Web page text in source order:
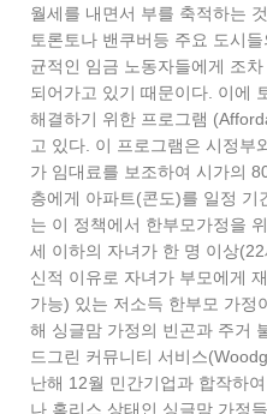
월세를 내면서 부를 축적하는
토론토나 밴쿠버등 주요 도시
균적인 임금 노동자들에게 조
되어가고 있기 때문이다. 이에
해결하기 위한 프로그램
고 있다. 이 프로그램은 시정부
가 임대료를 보조하여 시가의
층에게 아파트(콘도)를 일정 기
는 이 정책에서 한부모가정을
세 이하의 자녀가 한 명 이상
신적 이유로 자녀가 부모에게
가능) 있는 저소득 한부모 가정
해 싱글맘 가정의 빈곤과 주거
드그린 커뮤니티 서비스
난해 12월 민간기업과 합작하
나 홈리스 상태인 싱글맘 가정